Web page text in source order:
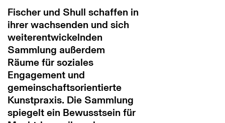
Fischer und Shull schaffen in
ihrer wachsenden und sich
weiterentwickelnden
Sammlung außerdem
Räume für soziales
Engagement und
gemeinschaftsorientierte
Kunstpraxis. Die Sammlung
spiegelt ein Bewusstsein für